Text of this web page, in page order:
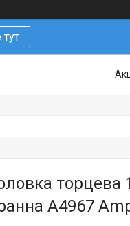
A4967